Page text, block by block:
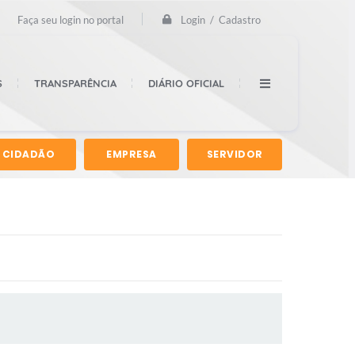
Faça seu login no portal Login / Cadastro
TRANSPARÊNCIA DIÁRIO OFICIAL
CIDADÃO EMPRESA SERVIDOR